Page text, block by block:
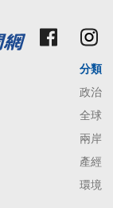
分類
政治
全球
兩岸
產經
環境